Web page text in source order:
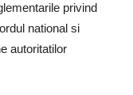
privind
national si
autoritatilor